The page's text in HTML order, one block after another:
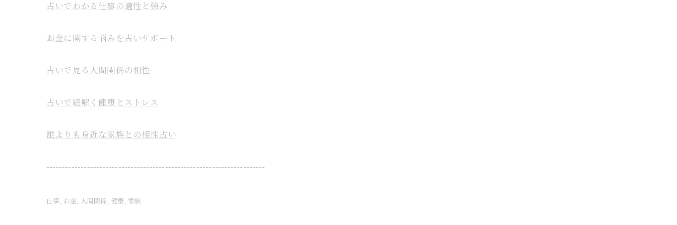
占いでわかる仕事の適性と強み
お金に関する悩みを占いサポート
占いで見る人間関係の相性
占いで紐解く健康とストレス
誰よりも身近な家族との相性占い
----------------------------------------------------------------------
仕事 お金 人間関係 健康 家族